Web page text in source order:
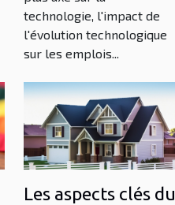
secteur des
services
technologie, l'impact de
l'évolution technologique
sur les emplois...
Les aspects clés du